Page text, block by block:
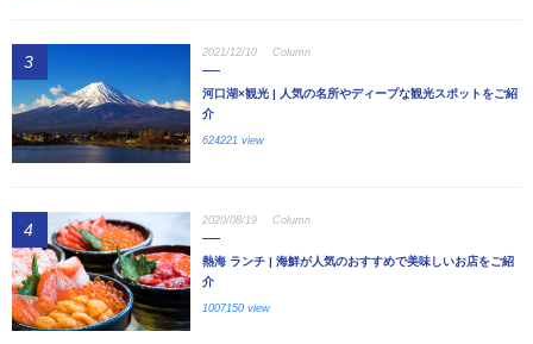
3 2021/12/10 Column
河口湖×観光 | 人気の名所やディープな観光スポットをご紹
介
624221 view
4 2020/08/19 Column
熱海 ランチ | 海鮮が人気のおすすめで美味しいお店をご紹
介
1007150 view